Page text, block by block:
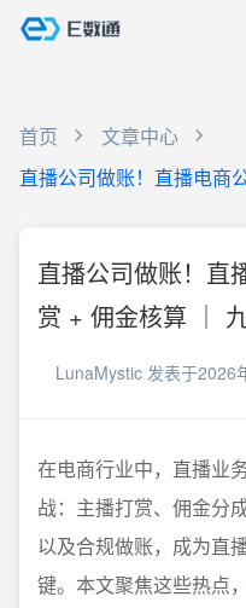
首页
文章中心
直播公司做账！直播电商
直播公司做账！直
赏 + 佣金核算 ｜
LunaMystic 发表于2026
在电商行业中，直播业
战：主播打赏、佣金分
以及合规做账，成为直
键。本文聚焦这些热点